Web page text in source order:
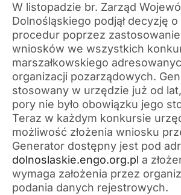
W listopadzie br. Zarząd
Dolnośląskiego podjął decyzję
procedur poprzez
wniosków we wszystkich
marszałkowskiego
organizacji pozarządowych.
stosowany w urzędzie już od
pory nie było obowiązku jego
Teraz w każdym konkursie
możliwość złożenia wniosku
Generator dostępny jest pod
dolnoslaskie.engo.org.pl a
wymaga założenia przez
podania danych rejestrowych.